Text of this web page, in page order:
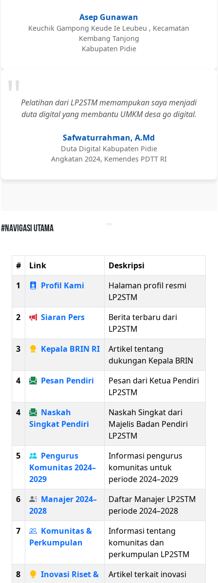
Asep Gunawan
Keuchik Gampong Keude Ie Leubeu , Kecamatan
Kembang Tanjong
Kabupaten Pidie
"Pelatihan dari LP2STM memampukan saya menjadi
duta digital yang membantu UMKM desa go digital.
Safwaturrahman, A.Md
Duta Digital Kabupaten Pidie
Angkatan 2024, Kemendes PDTT RI
#Navigasi Utama
# Link
Deskripsi
1
Profil Kami
Halaman profil resmi
LP2STM
2
Siaran Pers
Berita terbaru dari
LP2STM
3
Kepala BRIN RI
Artikel tentang
dukungan Kepala BRIN
4
Pesan Pendiri
Pesan dari Ketua Pendiri
LP2STM
4
Naskah
Singkat Pendiri
Naskah Singkat dari
Majelis Badan Pendiri
LP2STM
5
Pengurus
Komunitas 2024–
2029
Informasi pengurus
komunitas untuk
periode 2024–2029
6
Manajer 2024–
2028
Daftar Manajer LP2STM
periode 2024–2028
7
Komunitas &
Perkumpulan
Informasi tentang
komunitas dan
perkumpulan LP2STM
8
Inovasi Riset &
Artikel terkait inovasi